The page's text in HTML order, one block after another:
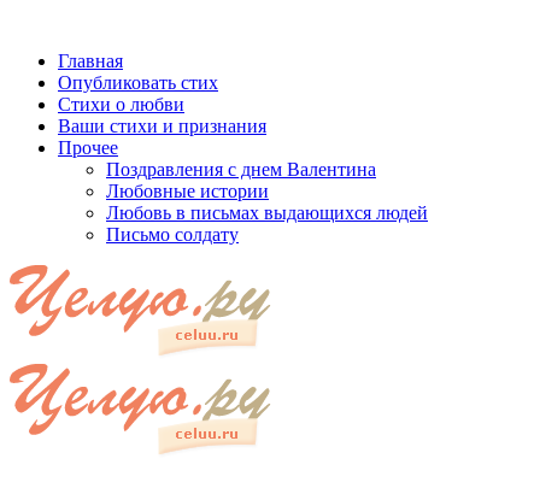
Главная
Опубликовать стих
Стихи о любви
Ваши стихи и признания
Прочее
Поздравления с днем Валентина
Любовные истории
Любовь в письмах выдающихся людей
Письмо солдату